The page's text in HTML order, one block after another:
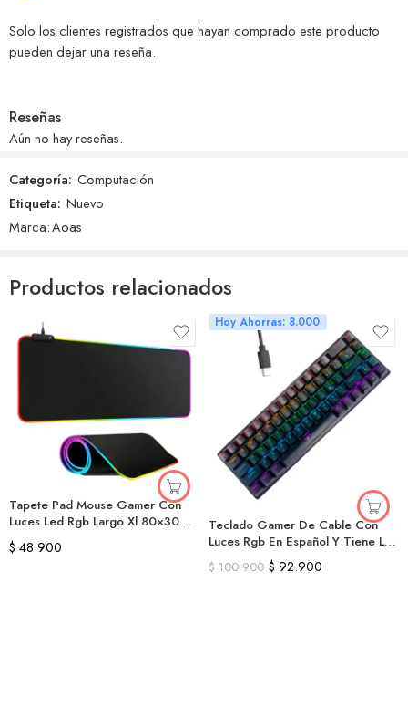
Solo los clientes registrados que hayan comprado este producto
pueden dejar una reseña.
Reseñas
Aún no hay reseñas.
Categoría: Computación
Etiqueta: Nuevo
Marca:Aoas
Productos relacionados
Tapete Pad Mouse Gamer Con
Luces Led Rgb Largo Xl 80×30
Cm
$ 48.900
Hoy Ahorras: 8.000
Teclado Gamer De Cable Con
Luces Rgb En Español Y Tiene La
Ñ
$100.900 $ 92.900